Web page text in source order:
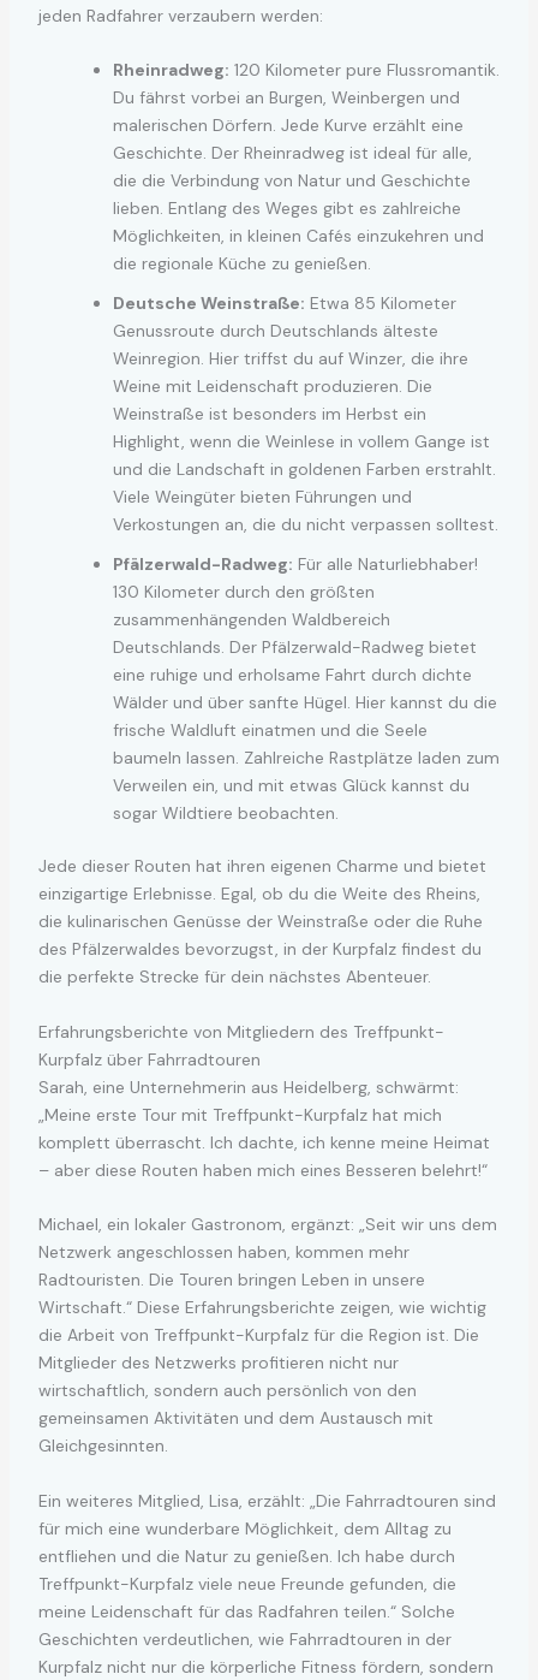
jeden Radfahrer verzaubern werden:
Rheinradweg: 120 Kilometer pure Flussromantik.
Du fährst vorbei an Burgen, Weinbergen und
malerischen Dörfern. Jede Kurve erzählt eine
Geschichte. Der Rheinradweg ist ideal für alle,
die die Verbindung von Natur und Geschichte
lieben. Entlang des Weges gibt es zahlreiche
Möglichkeiten, in kleinen Cafés einzukehren und
die regionale Küche zu genießen.
Deutsche Weinstraße: Etwa 85 Kilometer
Genussroute durch Deutschlands älteste
Weinregion. Hier triffst du auf Winzer, die ihre
Weine mit Leidenschaft produzieren. Die
Weinstraße ist besonders im Herbst ein
Highlight, wenn die Weinlese in vollem Gange ist
und die Landschaft in goldenen Farben erstrahlt.
Viele Weingüter bieten Führungen und
Verkostungen an, die du nicht verpassen solltest.
Pfälzerwald-Radweg: Für alle Naturliebhaber!
130 Kilometer durch den größten
zusammenhängenden Waldbereich
Deutschlands. Der Pfälzerwald-Radweg bietet
eine ruhige und erholsame Fahrt durch dichte
Wälder und über sanfte Hügel. Hier kannst du die
frische Waldluft einatmen und die Seele
baumeln lassen. Zahlreiche Rastplätze laden zum
Verweilen ein, und mit etwas Glück kannst du
sogar Wildtiere beobachten.
Jede dieser Routen hat ihren eigenen Charme und bietet
einzigartige Erlebnisse. Egal, ob du die Weite des Rheins,
die kulinarischen Genüsse der Weinstraße oder die Ruhe
des Pfälzerwaldes bevorzugst, in der Kurpfalz findest du
die perfekte Strecke für dein nächstes Abenteuer.
Erfahrungsberichte von Mitgliedern des Treffpunkt-
Kurpfalz über Fahrradtouren
Sarah, eine Unternehmerin aus Heidelberg, schwärmt:
„Meine erste Tour mit Treffpunkt-Kurpfalz hat mich
komplett überrascht. Ich dachte, ich kenne meine Heimat
– aber diese Routen haben mich eines Besseren belehrt!“
Michael, ein lokaler Gastronom, ergänzt: „Seit wir uns dem
Netzwerk angeschlossen haben, kommen mehr
Radtouristen. Die Touren bringen Leben in unsere
Wirtschaft.“ Diese Erfahrungsberichte zeigen, wie wichtig
die Arbeit von Treffpunkt-Kurpfalz für die Region ist. Die
Mitglieder des Netzwerks profitieren nicht nur
wirtschaftlich, sondern auch persönlich von den
gemeinsamen Aktivitäten und dem Austausch mit
Gleichgesinnten.
Ein weiteres Mitglied, Lisa, erzählt: „Die Fahrradtouren sind
für mich eine wunderbare Möglichkeit, dem Alltag zu
entfliehen und die Natur zu genießen. Ich habe durch
Treffpunkt-Kurpfalz viele neue Freunde gefunden, die
meine Leidenschaft für das Radfahren teilen.“ Solche
Geschichten verdeutlichen, wie Fahrradtouren in der
Kurpfalz nicht nur die körperliche Fitness fördern, sondern